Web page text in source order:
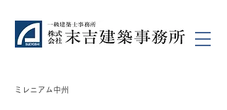
ミレニアム中州